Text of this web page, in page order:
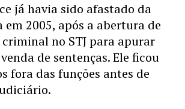
já havia sido afastado da
2005, após a abertura de
no STJ para apurar
de sentenças. Ele ficou
fora das funções antes de